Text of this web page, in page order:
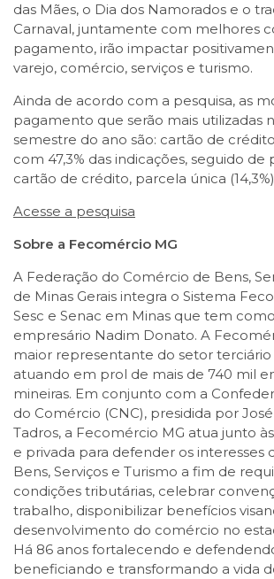
das Mães, o Dia dos Namorados e o
Carnaval, juntamente com melhores
pagamento, irão impactar
varejo, comércio, serviços e turismo.
Ainda de acordo com a pesquisa, as
pagamento que serão mais utilizadas
semestre do ano são: cartão de
com 47,3% das indicações, seguido de
cartão de crédito, parcela única
Acesse a pesquisa
Sobre a Fecomércio MG
A Federação do Comércio de Bens,
de Minas Gerais integra o Sistema
Sesc e Senac em Minas que tem
empresário Nadim Donato. A
maior representante do setor terciário
atuando em prol de mais de 740 mil
mineiras. Em conjunto com a
do Comércio (CNC), presidida por
Tadros, a Fecomércio MG atua junto
e privada para defender os interesses
Bens, Serviços e Turismo a fim de
condições tributárias, celebrar
trabalho, disponibilizar benefícios
desenvolvimento do comércio no
Há 86 anos fortalecendo e
beneficiando e transformando a vida